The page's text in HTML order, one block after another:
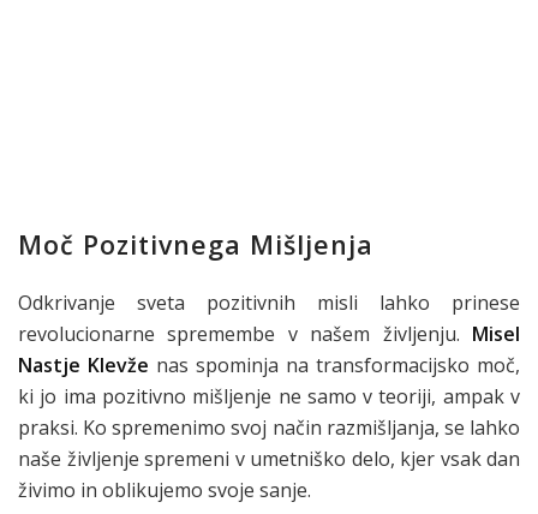
Moč Pozitivnega Mišljenja
Odkrivanje sveta pozitivnih misli lahko prinese
revolucionarne spremembe v našem življenju. Misel
Nastje Klevže nas spominja na transformacijsko moč,
ki jo ima pozitivno mišljenje ne samo v teoriji, ampak v
praksi. Ko spremenimo svoj način razmišljanja, se lahko
naše življenje spremeni v umetniško delo, kjer vsak dan
živimo in oblikujemo svoje sanje.